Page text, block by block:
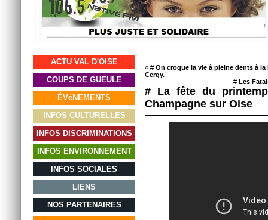
ACTU VAL D'OISE
COUPS DE GUEULE
ÉVéNEMENTS
INFOS CULTURELLES
INFOS DISCRIMINATIONS
INFOS ENVIRONNEMENT
INFOS SOCIALES
LIENS
NOS PARTENAIRES
« # On croque la vie à pleine dents à
Cergy.
# Les
# La fête du
Champagne sur Oise